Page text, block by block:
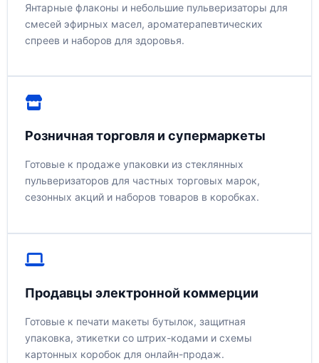
Янтарные флаконы и небольшие пульверизаторы для
смесей эфирных масел, ароматерапевтических
спреев и наборов для здоровья.
Розничная торговля и супермаркеты
Готовые к продаже упаковки из стеклянных
пульверизаторов для частных торговых марок,
сезонных акций и наборов товаров в коробках.
Продавцы электронной коммерции
Готовые к печати макеты бутылок, защитная
упаковка, этикетки со штрих-кодами и схемы
картонных коробок для онлайн-продаж.